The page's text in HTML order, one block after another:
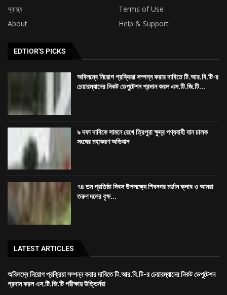
স্বাস্থ্য
Terms of Use
About
Help & Support
EDTIOR'S PICKS
অবিলম্বে নিয়োগ প্রক্রিয়া সম্পন্ন করার দাবিতে টি.আর.বি.টি-র
চেয়ারম্যানের নিকট ডেপুটেশন প্রদান করল এস.টি.জি.টি...
৯ দফা দাবিকে সামনে রেখে ত্রিপুরা ক্ষুদ্র পণ্যবাহী যান চালক
সংঘের মহাকরণ অভিযান
৭৪ তম প্রতিষ্ঠা দিবস উপলক্ষ্যে শিবনগর মর্ডান ক্লাব ও আমরা
তরুণ দলের বৃক্ষ...
LATEST ARTICLES
অবিলম্বে নিয়োগ প্রক্রিয়া সম্পন্ন করার দাবিতে টি.আর.বি.টি-র চেয়ারম্যানের নিকট ডেপুটেশন
প্রদান করল এস.টি.জি.টি পরীক্ষায় উত্তির্নরা